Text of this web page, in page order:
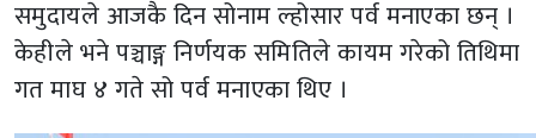
समुदायले आजकै दिन सोनाम ल्होसार पर्व मनाएका छन् ।
केहीले भने पञ्चाङ्ग निर्णयक समितिले कायम गरेको तिथिमा
गत माघ ४ गते सो पर्व मनाएका थिए ।